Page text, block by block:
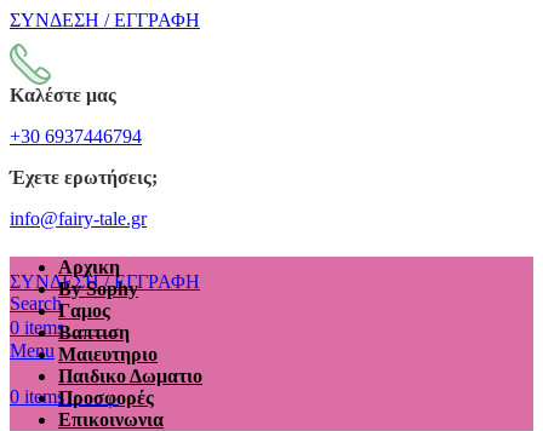
ΣΥΝΔΕΣΗ / ΕΓΓΡΑΦΗ
Καλέστε μας
+30 6937446794
Έχετε ερωτήσεις;
info@fairy-tale.gr
ΣΥΝΔΕΣΗ / ΕΓΓΡΑΦΗ
Search
0 items €0.00
Menu
0 items €0.00
Αρχικη
By Sophy
Γαμος
Βαπτιση
Μαιευτηριο
Παιδικο Δωματιο
Προσφορές
Επικοινωνια